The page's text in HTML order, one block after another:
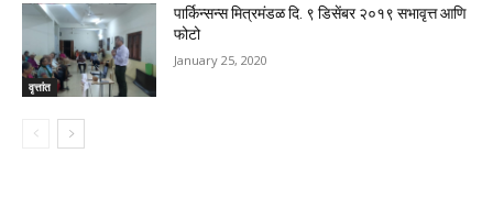
वृत्तांत
पार्किन्सन्स मित्रमंडळ दि. ९ डिसेंबर २०१९ सभावृत्त आणि
फोटो
January 25, 2020